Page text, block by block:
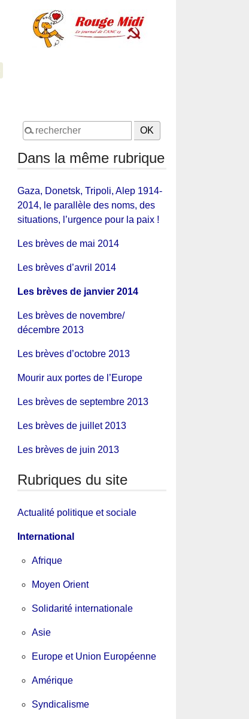
Dans la même rubrique
Gaza, Donetsk, Tripoli, Alep 1914-
2014, le parallèle des noms, des
situations, l’urgence pour la paix !
Les brèves de mai 2014
Les brèves d’avril 2014
Les brèves de janvier 2014
Les brèves de novembre/
décembre 2013
Les brèves d’octobre 2013
Mourir aux portes de l’Europe
Les brèves de septembre 2013
Les brèves de juillet 2013
Les brèves de juin 2013
Rubriques du site
Actualité politique et sociale
International
Afrique
Moyen Orient
Solidarité internationale
Asie
Europe et Union Européenne
Amérique
Syndicalisme